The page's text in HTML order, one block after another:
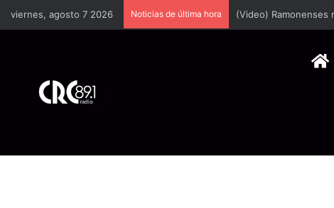
viernes, agosto 7 2026 Noticias de última hora